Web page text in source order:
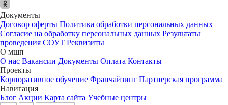
Документы
Договор оферты Политика обработки персональных данных
Согласие на обработку персональных данных Результаты
проведения СОУТ Реквизиты
О мшп
О нас Вакансии Документы Оплата Контакты
Проекты
Корпоративное обучение Франчайзинг Партнерская программа
Навигация
Блог Акции Карта сайта Учебные центры